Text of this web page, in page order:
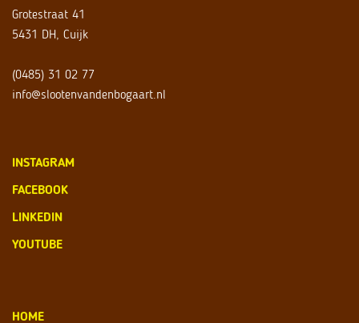
Grotestraat 41
5431 DH, Cuijk
(0485) 31 02 77
info@slootenvandenbogaart.nl
INSTAGRAM
FACEBOOK
LINKEDIN
YOUTUBE
HOME